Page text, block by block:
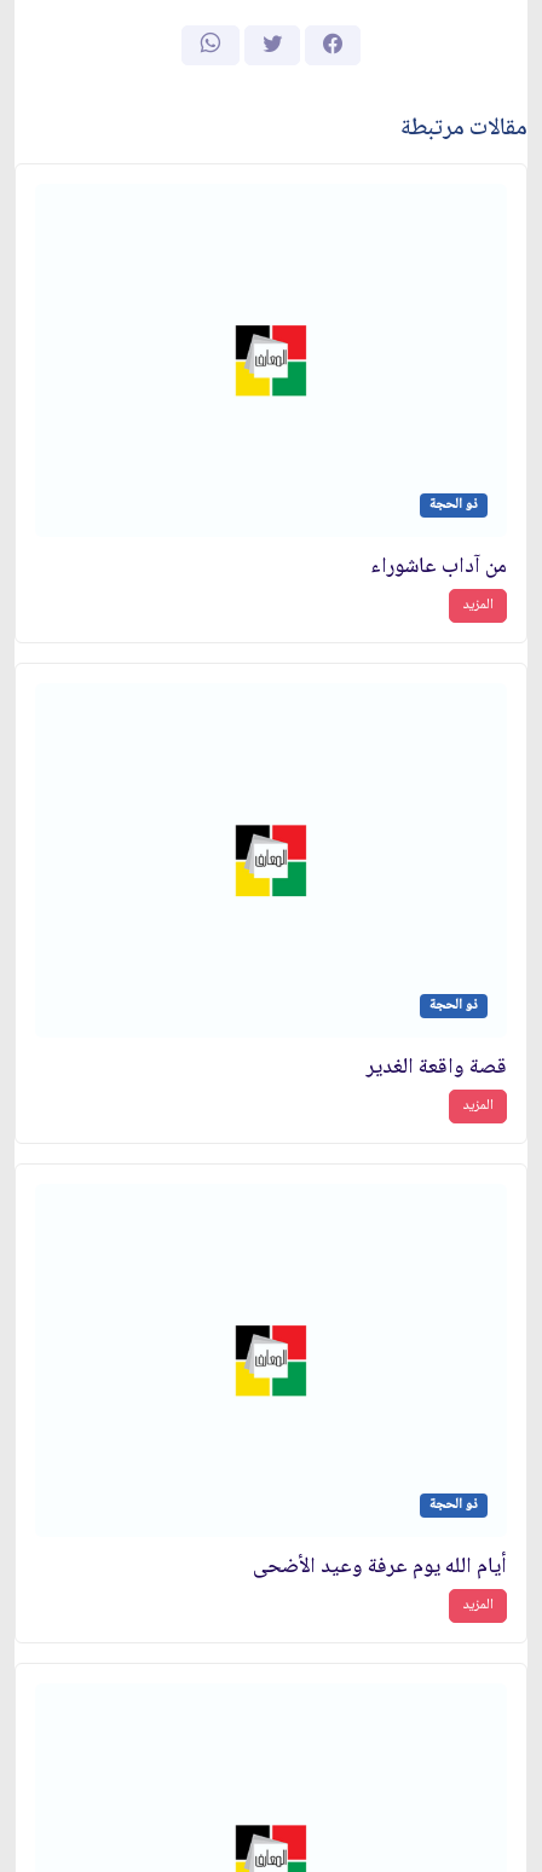
مقالات مرتبطة
ذو الحجة
من آداب عاشوراء
المزيد
ذو الحجة
قصة واقعة الغدير
المزيد
ذو الحجة
أيام الله يوم عرفة وعيد الأضحى
المزيد